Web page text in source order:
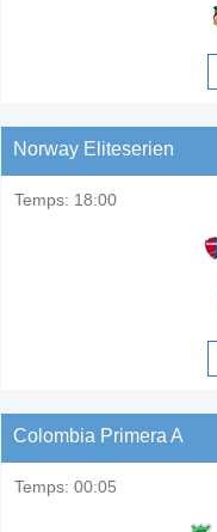
Norway Eliteserien
Temps: 18:00
Colombia Primera A
Temps: 00:05